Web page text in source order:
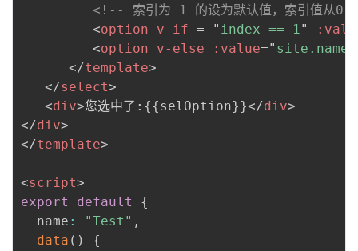
<!-- 索引为 1 的设为默认值，索引值从0
<option v-if = " index == 1"
<option v-else :value=" site.name
</template>
</select>
<div>您选中了:{{selOption}}</div>
</div>
</template>
<script>
export
default
{
  name
: "Test" ,
data ( )
{